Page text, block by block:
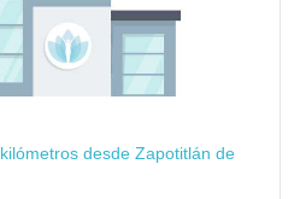
desde Zapotitlán de